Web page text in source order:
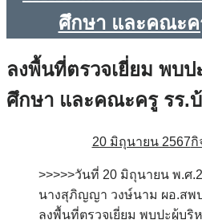
ศึกษา และคณะค
ลงพื้นที่ตรวจเยี่ยม พบ
ศึกษา และคณะครู รร.
20 มิถุนายน 2567กิ
>>>>>วันที่ 20 มิถุนายน พ.ศ
นางสุภิญญา วงษ์นาม ผอ.สพ
ลงพื้นที่ตรวจเยี่ยม พบปะผู้บริ